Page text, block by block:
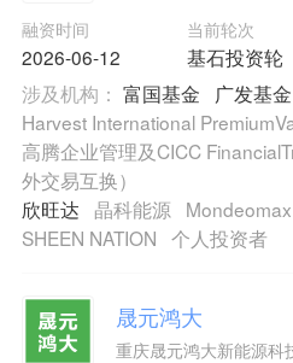
融资时间
2026-06-12
当前轮次
基石投资轮
涉及机构： 富国基金 广发基金
Harvest International
高腾企业管理及CICC
外交易互换）
欣旺达
晶科能源 Mondeomax
SHEEN NATION 个人投资者
晟元鸿大
重庆晟元鸿大新能源科